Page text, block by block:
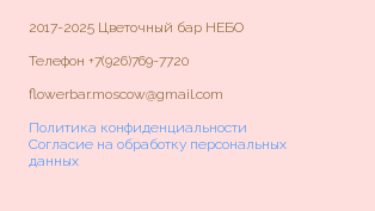
2017-2025 Цветочный бар НЕБО
Телефон +7(926)769-7720
flowerbar.moscow@gmail.com
Политика конфиденциальности
Согласие на обработку персональных
данных